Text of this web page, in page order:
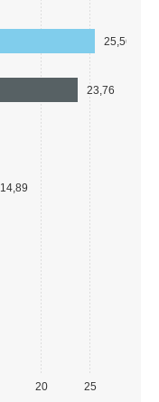
20 25
25,56
23,76
14,89